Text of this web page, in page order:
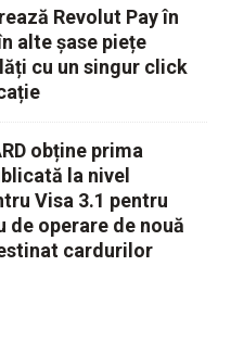
Revolut Pay în
alte șase piețe
cu un singur click
obține prima
la nivel
Visa 3.1 pentru
de operare de nouă
cardurilor